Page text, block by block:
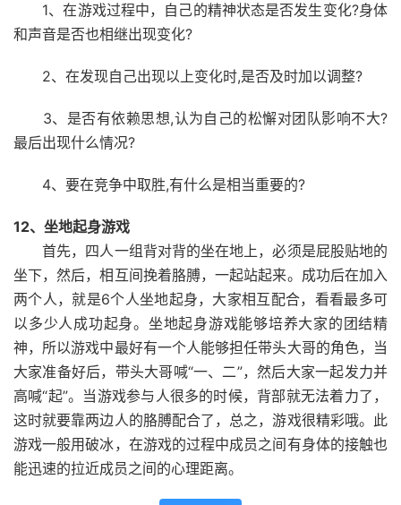
1、在游戏过程中，自己的精神状态是否发生变化?身体
和声音是否也相继出现变化?
2、在发现自己出现以上变化时,是否及时加以调整?
3、是否有依赖思想,认为自己的松懈对团队影响不大?
最后出现什么情况?
4、要在竞争中取胜,有什么是相当重要的?
12、坐地起身游戏
首先，四人一组背对背的坐在地上，必须是屁股贴地的
坐下，然后，相互间挽着胳膊，一起站起来。成功后在加入
两个人，就是6个人坐地起身，大家相互配合，看看最多可
以多少人成功起身。坐地起身游戏能够培养大家的团结精
神，所以游戏中最好有一个人能够担任带头大哥的角色，当
大家准备好后，带头大哥喊“一、二”，然后大家一起发力并
高喊“起”。当游戏参与人很多的时候，背部就无法着力了，
这时就要靠两边人的胳膊配合了，总之，游戏很精彩哦。此
游戏一般用破冰，在游戏的过程中成员之间有身体的接触也
能迅速的拉近成员之间的心理距离。